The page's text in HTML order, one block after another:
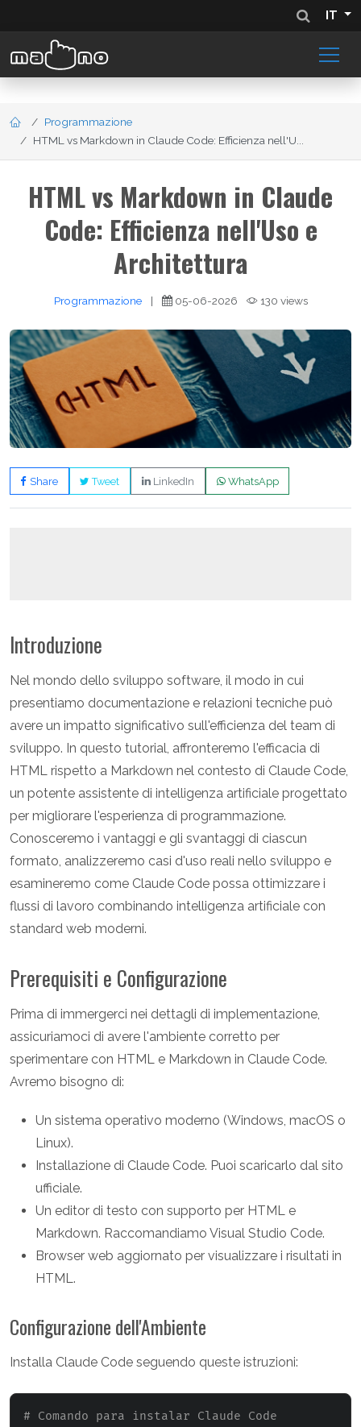
IT
Programmazione
HTML vs Markdown in Claude Code: Efficienza nell'U...
HTML vs Markdown in Claude
Code: Efficienza nell'Uso e
Architettura
Programmazione | 05-06-2026 130 views
Share Tweet LinkedIn WhatsApp
Introduzione
Nel mondo dello sviluppo software, il modo in cui
presentiamo documentazione e relazioni tecniche può
avere un impatto significativo sull'efficienza del team di
sviluppo. In questo tutorial, affronteremo l'efficacia di
HTML rispetto a Markdown nel contesto di Claude Code,
un potente assistente di intelligenza artificiale progettato
per migliorare l'esperienza di programmazione.
Conosceremo i vantaggi e gli svantaggi di ciascun
formato, analizzeremo casi d'uso reali nello sviluppo e
esamineremo come Claude Code possa ottimizzare i
flussi di lavoro combinando intelligenza artificiale con
standard web moderni.
Prerequisiti e Configurazione
Prima di immergerci nei dettagli di implementazione,
assicuriamoci di avere l'ambiente corretto per
sperimentare con HTML e Markdown in Claude Code.
Avremo bisogno di:
Un sistema operativo moderno (Windows, macOS o
Linux).
Installazione di Claude Code. Puoi scaricarlo dal sito
ufficiale.
Un editor di testo con supporto per HTML e
Markdown. Raccomandiamo Visual Studio Code.
Browser web aggiornato per visualizzare i risultati in
HTML.
Configurazione dell'Ambiente
Installa Claude Code seguendo queste istruzioni:
# Comando para instalar Claude Code